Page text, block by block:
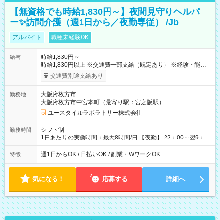
【無資格でも時給1,830円～】夜間見守りヘルパ
ー✨訪問介護（週1日から／夜勤専従） /Jb
アルバイト 職種未経験OK
給与
時給1,830円～
時給1,830円以上 ※交通費一部支給（既定あり） ※経験・能力を
考慮して決定します 【収入例】 週1回勤務の場合：1,830円×8時
間×4回=5万8,560円 週3回勤務の場合：1,830円×8時間×12回
月 ※ 雇用形態と給与に、本採用時と異なる部分があります。 雇
用形態：本採用時と同じです。 給与：時給 1,610円以上
交通費別途支給あり
勤務地
大阪府枚方市
大阪府枚方市中宮本町（最寄り駅：宮之阪駅）
ユースタイルラボラトリー株式会社
勤務時間
シフト制
1日あたりの実働時間：最大8時間/日 【夜勤】 22：00～翌9：
00 ※週1日～OK ／ 夜勤専従 ＊＊ 勤務時間例 ＊＊ ■22時か
ら翌7時 ■23時から翌8時 ■24時から翌9時 など ※上記の時間
ます。 ※曜日固定（毎週同じ曜日での勤務となります）
特徴 週1日からOK / 日払いOK / 副業・WワークOK
気になる！ 応募する 詳細へ